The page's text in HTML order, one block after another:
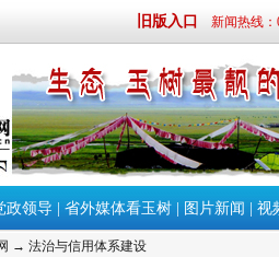
旧版入口 新闻热线：
政领导 省外媒体看玉树| 图片新闻 视
→ 法治与信用体系建设